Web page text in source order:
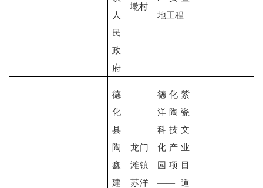
人
民
政
府
墘村
地工程
德
化
县
陶
鑫
建
龙门
滩镇
苏洋
德化紫
洋陶瓷
科技文
化产业
园项目
——道